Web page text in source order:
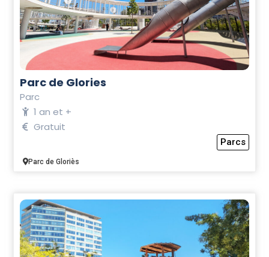
Parc de Glories
Parc
1 an et +
Gratuit
Parcs
Parc de Gloriès